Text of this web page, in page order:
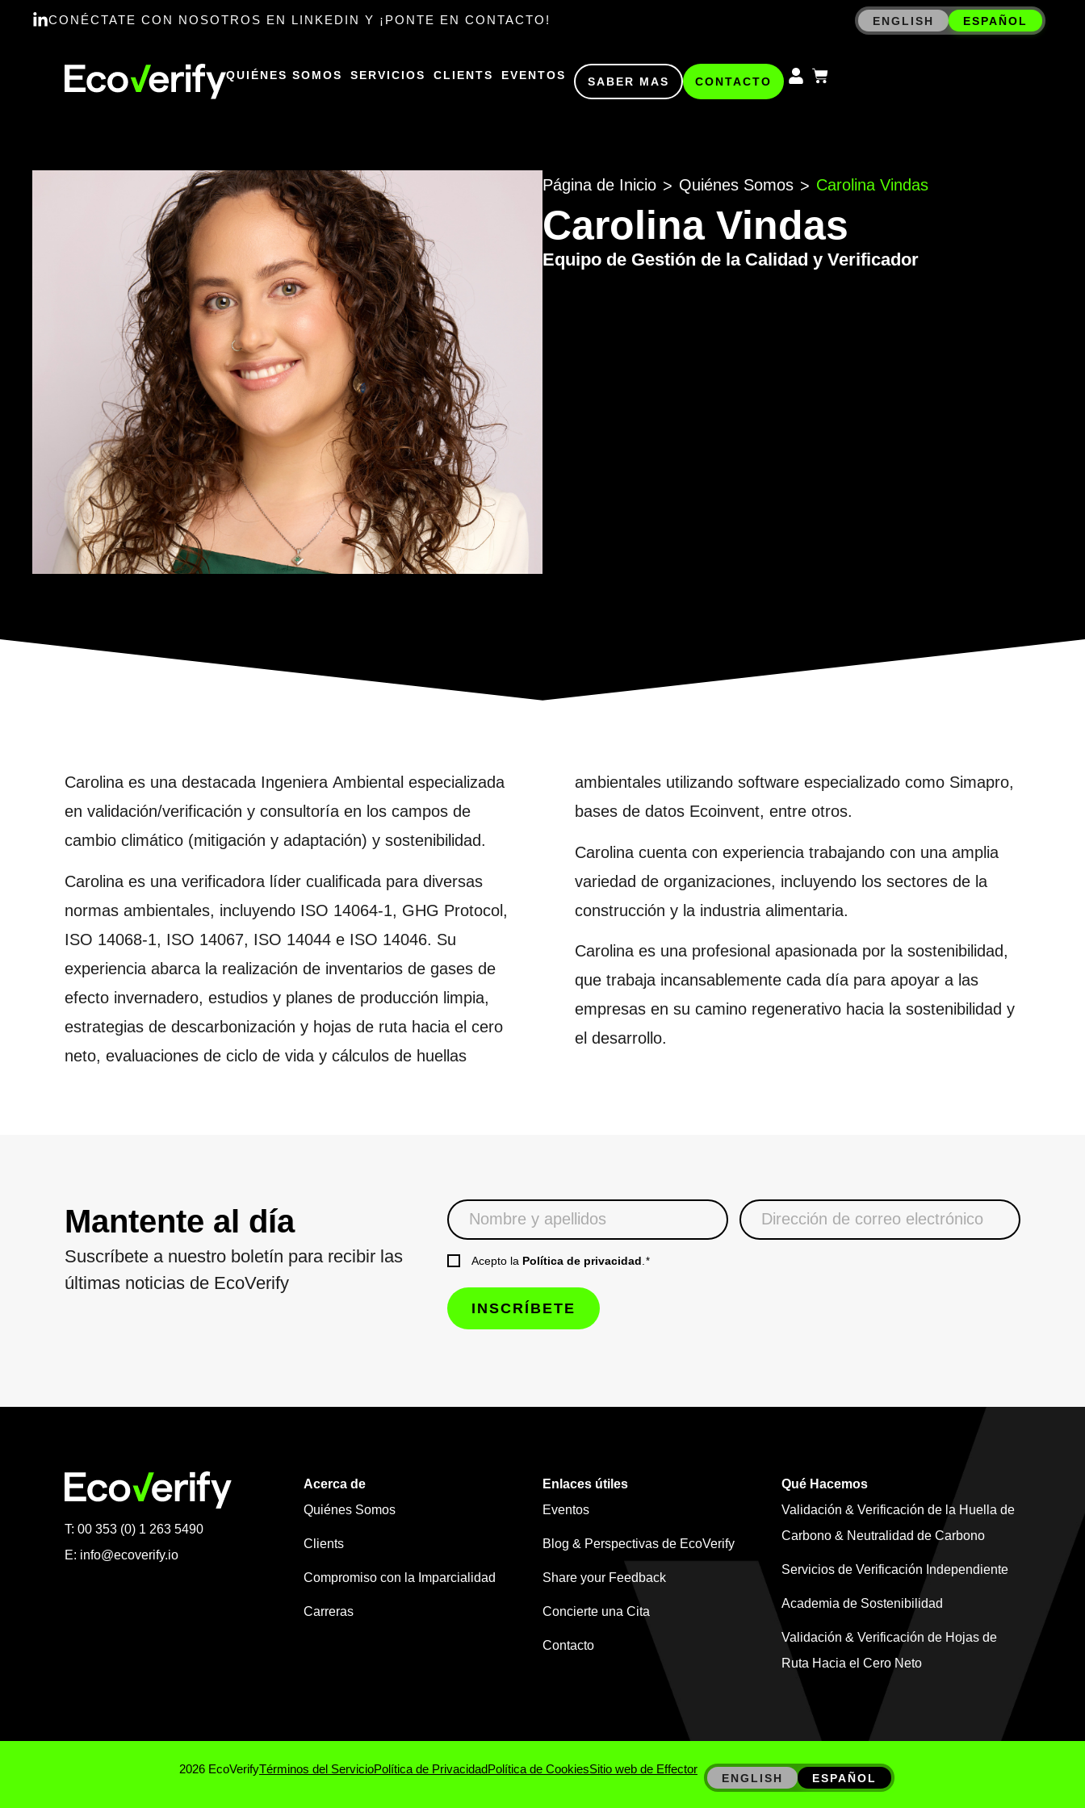
CONÉCTATE CON NOSOTROS EN LINKEDIN Y ¡PONTE EN CONTACTO! ENGLISH ESPAÑOL
QUIÉNES SOMOS SERVICIOS CLIENTS EVENTOS SABER MAS CONTACTO
Página de Inicio > Quiénes Somos > Carolina Vindas
Carolina Vindas
Equipo de Gestión de la Calidad y Verificador
Carolina es una destacada Ingeniera Ambiental especializada
en validación/verificación y consultoría en los campos de
cambio climático (mitigación y adaptación) y sostenibilidad.
Carolina es una verificadora líder cualificada para diversas
normas ambientales, incluyendo ISO 14064-1, GHG Protocol,
ISO 14068-1, ISO 14067, ISO 14044 e ISO 14046. Su
experiencia abarca la realización de inventarios de gases de
efecto invernadero, estudios y planes de producción limpia,
estrategias de descarbonización y hojas de ruta hacia el cero
neto, evaluaciones de ciclo de vida y cálculos de huellas
ambientales utilizando software especializado como Simapro,
bases de datos Ecoinvent, entre otros.
Carolina cuenta con experiencia trabajando con una amplia
variedad de organizaciones, incluyendo los sectores de la
construcción y la industria alimentaria.
Carolina es una profesional apasionada por la sostenibilidad,
que trabaja incansablemente cada día para apoyar a las
empresas en su camino regenerativo hacia la sostenibilidad y
el desarrollo.
Mantente al día
Suscríbete a nuestro boletín para recibir las
últimas noticias de EcoVerify
Acepto la Política de privacidad *
T: 00 353 (0) 1 263 5490
E: info@ecoverify.io
Acerca de
Quiénes Somos
Clients
Compromiso con la Imparcialidad
Carreras
Enlaces útiles
Eventos
Blog & Perspectivas de EcoVerify
Share your Feedback
Concierte una Cita
Contacto
Qué Hacemos
Validación & Verificación de la Huella de
Carbono & Neutralidad de Carbono
Servicios de Verificación Independiente
Academia de Sostenibilidad
Validación & Verificación de Hojas de
Ruta Hacia el Cero Neto
2026 EcoVerifyTérminos del ServicioPolítica de PrivacidadPolítica de CookiesSitio web de Effector
ENGLISH ESPAÑOL